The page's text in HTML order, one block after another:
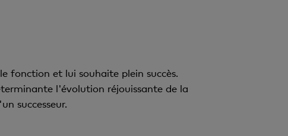
fonction et lui souhaite plein succès.
l'évolution réjouissante de la
successeur.